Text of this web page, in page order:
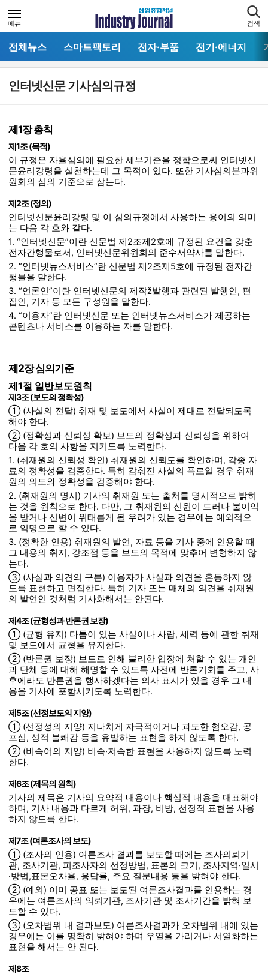
메뉴 검색
전체뉴스 스마트팩토리 전자·부품 전기·에너지
인터넷신문 기사심의규정
제1장 총칙
제1조 (목적)
이 규정은 자율심의에 필요한 세부기준을 정함으로써 인터넷신
문윤리강령을 실천하는데 그 목적이 있다. 또한 기사심의분과위
원회의 심의 기준으로 삼는다.
제2조 (정의)
인터넷신문윤리강령 및 이 심의규정에서 사용하는 용어의 의미
는 다음 각 호와 같다.
1. “인터넷신문”이란 신문법 제2조제2호에 규정된 요건을 갖춘
전자간행물로서, 인터넷신문위원회의 준수서약사를 말한다.
2. “인터넷뉴스서비스”란 신문법 제2조제5호에 규정된 전자간
행물을 말한다.
3. “언론인”이란 인터넷신문의 제작ž발행과 관련된 발행인, 편
집인, 기자 등 모든 구성원을 말한다.
4. “이용자”란 인터넷신문 또는 인터넷뉴스서비스가 제공하는
콘텐츠나 서비스를 이용하는 자를 말한다.
제2장 심의기준
제1절 일반보도원칙
제3조 (보도의 정확성)
① (사실의 전달) 취재 및 보도에서 사실이 제대로 전달되도록
해야 한다.
② (정확성과 신뢰성 확보) 보도의 정확성과 신뢰성을 위하여
다음 각 호의 사항을 지키도록 노력한다.
1. (취재원의 신뢰성 확인) 취재원의 신뢰도를 확인하며, 각종 자
료의 정확성을 검증한다. 특히 감춰진 사실의 폭로일 경우 취재
원의 의도와 정확성을 검증해야 한다.
2. (취재원의 명시) 기사의 취재원 또는 출처를 명시적으로 밝히
는 것을 원칙으로 한다. 다만, 그 취재원의 신원이 드러나 불이익
을 받거나 신변이 위태롭게 될 우려가 있는 경우에는 예외적으
로 익명으로 할 수 있다.
3. (정확한 인용) 취재원의 발언, 자료 등을 기사 중에 인용할 때
그 내용의 취지, 강조점 등을 보도의 목적에 맞추어 변형하지 않
는다.
③ (사실과 의견의 구분) 이용자가 사실과 의견을 혼동하지 않
도록 표현하고 편집한다. 특히 기자 또는 매체의 의견을 취재원
의 발언인 것처럼 기사화해서는 안된다.
제4조 (균형성과 반론권 보장)
① (균형 유지) 다툼이 있는 사실이나 사람, 세력 등에 관한 취재
및 보도에서 균형을 유지한다.
② (반론권 보장) 보도로 인해 불리한 입장에 처할 수 있는 개인
과 단체 등에 대해 해명할 수 있도록 사전에 반론기회를 주고, 사
후에라도 반론권을 행사하겠다는 의사 표시가 있을 경우 그 내
용을 기사에 포함시키도록 노력한다.
제5조 (선정보도의 지양)
① (선정성의 지양) 지나치게 자극적이거나 과도한 혐오감, 공
포심, 성적 불쾌감 등을 유발하는 표현을 하지 않도록 한다.
② (비속어의 지양) 비속·저속한 표현을 사용하지 않도록 노력
한다.
제6조 (제목의 원칙)
기사의 제목은 기사의 요약적 내용이나 핵심적 내용을 대표해야
하며, 기사 내용과 다르게 허위, 과장, 비방, 선정적 표현을 사용
하지 않도록 한다.
제7조 (여론조사의 보도)
① (조사의 인용) 여론조사 결과를 보도할 때에는 조사의뢰기
관, 조사기관, 피조사자의 선정방법, 표본의 크기, 조사지역·일시
·방법,표본오차율, 응답률, 주요 질문내용 등을 밝혀야 한다.
② (예외) 이미 공표 또는 보도된 여론조사결과를 인용하는 경
우에는 여론조사의 의뢰기관, 조사기관 및 조사기간을 밝혀 보
도할 수 있다.
③ (오차범위 내 결과보도) 여론조사결과가 오차범위 내에 있는
경우에는 이를 명확히 밝혀야 하며 우열을 가리거나 서열화하는
표현을 해서는 안 된다.
제8조